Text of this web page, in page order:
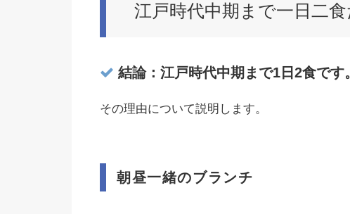
江戸時代中期まで一日二
結論：江戸時代中期まで1日2食です。
その理由について説明します。
朝昼一緒のブランチ